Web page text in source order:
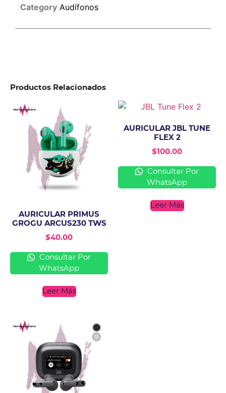
Category Audífonos
Productos Relacionados
AURICULAR PRIMUS
GROGU ARCUS230 TWS
$40.00
Consultar Por
WhatsApp
Leer Más
AURICULAR JBL TUNE
FLEX 2
$100.00
Consultar Por
WhatsApp
Leer Más